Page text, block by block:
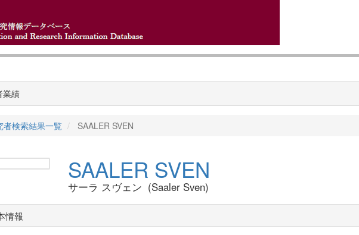
業績
者検索結果一覧 SAALER SVEN
SAALER SVEN
サーラ スヴェン (Saaler Sven)
情報